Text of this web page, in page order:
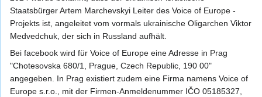
Staatsbürger Artem Marchevskyi Leiter des Voice of Europe -
Projekts ist, angeleitet vom vormals ukrainische Oligarchen Viktor
Medvedchuk, der sich in Russland aufhält.
Bei facebook wird für Voice of Europe eine Adresse in Prag
"Chotesovska 680/1, Prague, Czech Republic, 190 00"
angegeben. In Prag existiert zudem eine Firma namens Voice of
Europe s.r.o., mit der Firmen-Anmeldenummer IČO 05185327,